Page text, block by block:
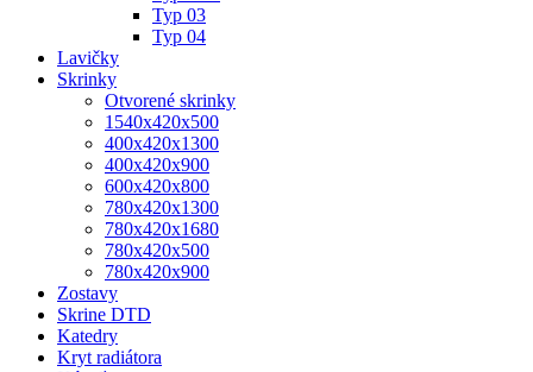
Typ 03
Typ 04
Lavičky
Skrinky
Otvorené skrinky
1540x420x500
400x420x1300
400x420x900
600x420x800
780x420x1300
780x420x1680
780x420x500
780x420x900
Zostavy
Skrine DTD
Katedry
Kryt radiátora